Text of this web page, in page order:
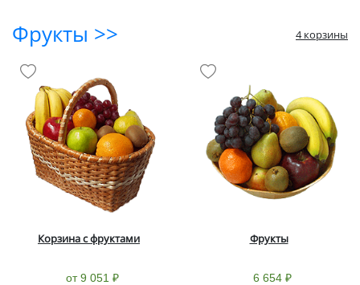
Фрукты >> 4 корзины
Корзина с фруктами
от 9 051 ₽
Фрукты
6 654 ₽